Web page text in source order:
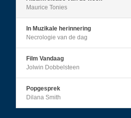
Maurice Tonies
In Muzikale herinnering
Necrologie van de dag
Film Vandaag
Jolwin Dobbelsteen
Popgesprek
Dilana Smith